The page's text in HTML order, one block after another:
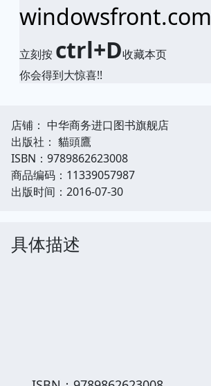
windowsfront.com
立刻按 ctrl+D收藏本页
你会得到大惊喜!!
店铺： 中华商务进口图书旗舰店
出版社： 貓頭鷹
ISBN：9789862623008
商品编码：11339057987
出版时间：2016-07-30
具体描述